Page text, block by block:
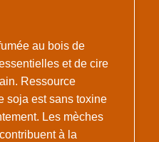
au bois de
et de cire
Ressource
soja est sans toxine
Les mèches
à la